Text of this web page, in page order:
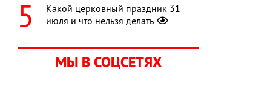
Какой церковный праздник 31
июля и что нельзя делать
МЫ В СОЦСЕТЯХ